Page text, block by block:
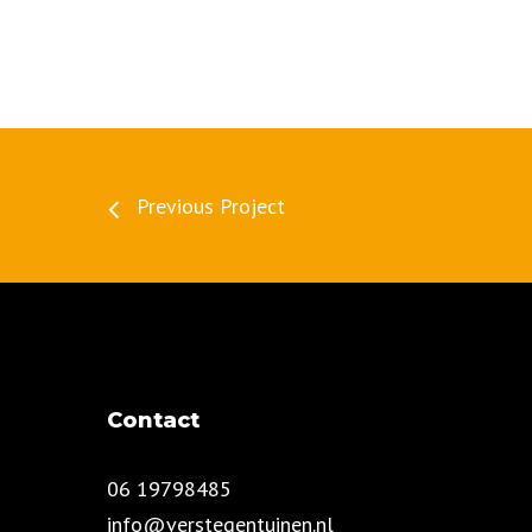
Previous Project
Contact
06 19798485
info@verstegentuinen.nl